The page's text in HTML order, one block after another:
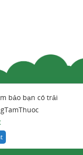
bảo bạn có trải